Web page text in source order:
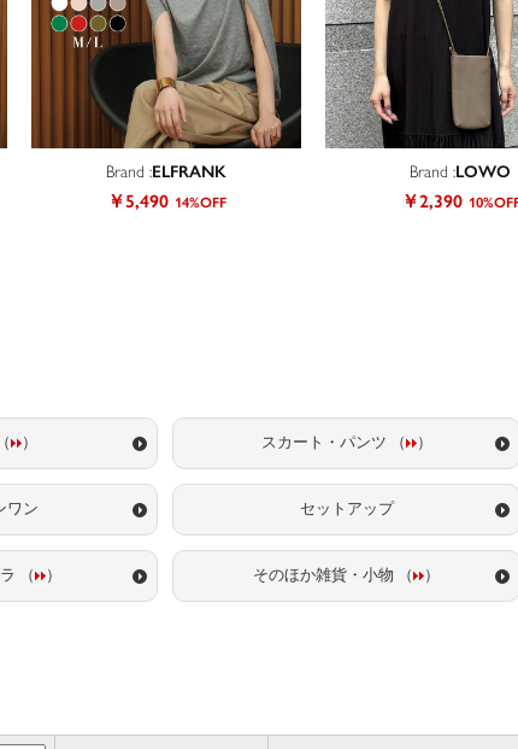
） スカート・パンツ （ ）
ワン セットアップ
（ ） そのほか雑貨・小物 （ ）